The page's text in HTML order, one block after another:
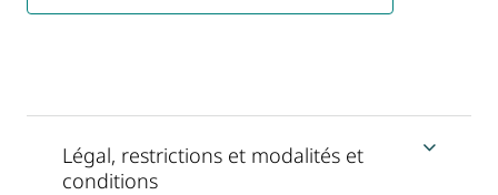
Légal, restrictions et modalités et
conditions